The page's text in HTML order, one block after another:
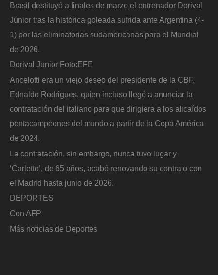
Brasil destituyó a finales de marzo el entrenador Dorival
Júnior tras la histórica goleada sufrida ante Argentina (4-
1) por las eliminatorias sudamericanas para el Mundial
de 2026.
Dorival Junior Foto: EFE
Ancelotti era un viejo deseo del presidente de la CBF,
Ednaldo Rodrigues, quien incluso llegó a anunciar la
contratación del italiano para que dirigiera a los alicaídos
pentacampeones del mundo a partir de la Copa América
de 2024.
La contratación, sin embargo, nunca tuvo lugar y
‘Carletto’, de 65 años, acabó renovando su contrato con
el Madrid hasta junio de 2026.
DEPORTES
Con AFP
Más noticias de Deportes